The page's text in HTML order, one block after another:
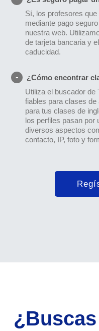
Sí, los profesores
mediante pago
nuestra web.
de tarjeta bancaria y
caducidad.
¿Cómo encontrar
Utiliza el buscador de
fiables para clases
para tus clases de
los perfiles pasan por
diversos aspectos
contacto, IP, foto y